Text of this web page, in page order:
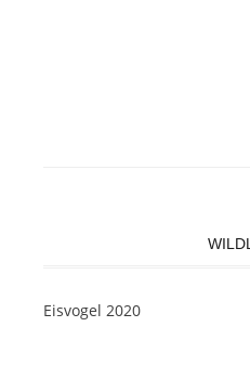
Eisvogel 2020